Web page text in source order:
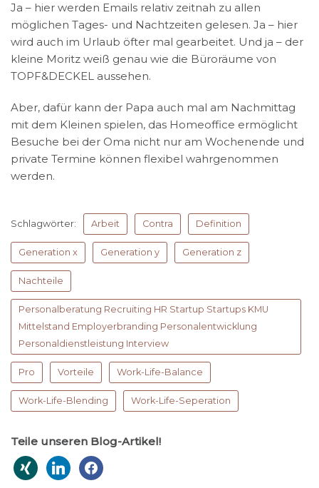
Ja – hier werden Emails relativ zeitnah zu allen
möglichen Tages- und Nachtzeiten gelesen. Ja – hier
wird auch im Urlaub öfter mal gearbeitet. Und ja – der
kleine Moritz weiß genau wie die Büroräume von
TOPF&DECKEL aussehen.
Aber, dafür kann der Papa auch mal am Nachmittag
mit dem Kleinen spielen, das Homeoffice ermöglicht
Besuche bei der Oma nicht nur am Wochenende und
private Termine können flexibel wahrgenommen
werden.
Schlagwörter: Arbeit Contra Definition
Generation x Generation y Generation z
Nachteile
Personalberatung Recruiting HR Startup Startups KMU
Mittelstand Employerbranding Personalentwicklung
Personaldienstleistung Interview
Pro Vorteile Work-Life-Balance
Work-Life-Blending Work-Life-Seperation
Teile unseren Blog-Artikel!